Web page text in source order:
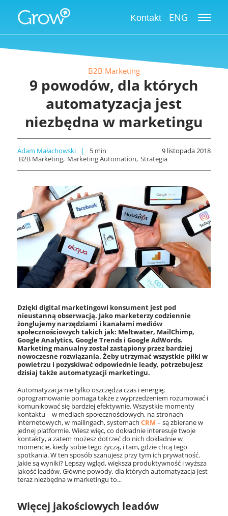
Kontakt ENG
B2B Marketing
9 powodów, dla których
automatyzacja jest
niezbędna w marketingu
Adam Małachowski 5min
9 listopada 2018
B2B Marketing Marketing Automation Strategia
Dzięki digital marketingowi konsument jest pod
nieustanną obserwacją. Jako marketerzy codziennie
żonglujemy narzędziami i kanałami mediów
społecznościowych takich jak: Meltwater, MailChimp,
Google Analytics, Google Trends i Google AdWords.
Marketing manualny został zastąpiony przez bardziej
nowoczesne rozwiązania. Żeby utrzymać wszystkie piłki w
powietrzu i pozyskiwać odpowiednie leady, potrzebujesz
dzisiaj także automatyzacji marketingu.
Automatyzacja nie tylko oszczędza czas i energię;
oprogramowanie pomaga także z wyprzedzeniem rozumować i
komunikować się bardziej efektywnie. Wszystkie momenty
kontaktu – w mediach społecznościowych, na stronach
internetowych, w mailingach, systemach CRM – są zbierane w
jednej platformie. Wiesz więc, co dokładnie interesuje twoje
kontakty, a zatem możesz dotrzeć do nich dokładnie w
momencie, kiedy sobie tego życzą, i tam, gdzie chcą tego
spotkania. W ten sposób szanujesz przy tym ich prywatność.
Jakie są wyniki? Lepszy wgląd, większa produktywność i wyższa
jakość leadów. Główne powody, dla których automatyzacja jest
teraz niezbędna w marketingu to...
Więcej jakościowych leadów